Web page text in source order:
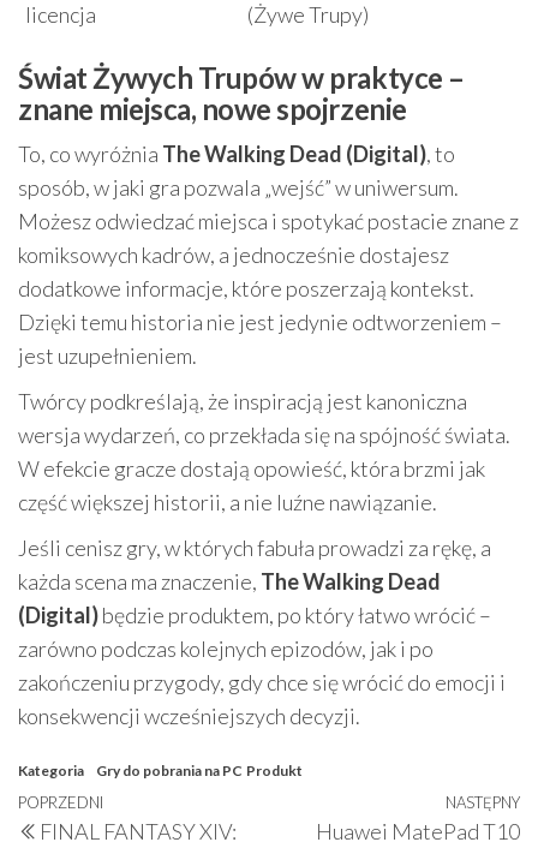
licencja
(Żywe Trupy)
Świat Żywych Trupów w praktyce –
znane miejsca, nowe spojrzenie
To, co wyróżnia The Walking Dead (Digital), to
sposób, w jaki gra pozwala „wejść” w uniwersum.
Możesz odwiedzać miejsca i spotykać postacie znane z
komiksowych kadrów, a jednocześnie dostajesz
dodatkowe informacje, które poszerzają kontekst.
Dzięki temu historia nie jest jedynie odtworzeniem –
jest uzupełnieniem.
Twórcy podkreślają, że inspiracją jest kanoniczna
wersja wydarzeń, co przekłada się na spójność świata.
W efekcie gracze dostają opowieść, która brzmi jak
część większej historii, a nie luźne nawiązanie.
Jeśli cenisz gry, w których fabuła prowadzi za rękę, a
każda scena ma znaczenie, The Walking Dead
(Digital)będzie produktem, po który łatwo wrócić –
zarówno podczas kolejnych epizodów, jak i po
zakończeniu przygody, gdy chce się wrócić do emocji i
konsekwencji wcześniejszych decyzji.
Kategoria Gry do pobrania na PC Produkt
Nawigacja
Poprzedni
wpis
POPRZEDNI
FINAL FANTASY XIV:
NASTĘPNY
Huawei MatePad T10